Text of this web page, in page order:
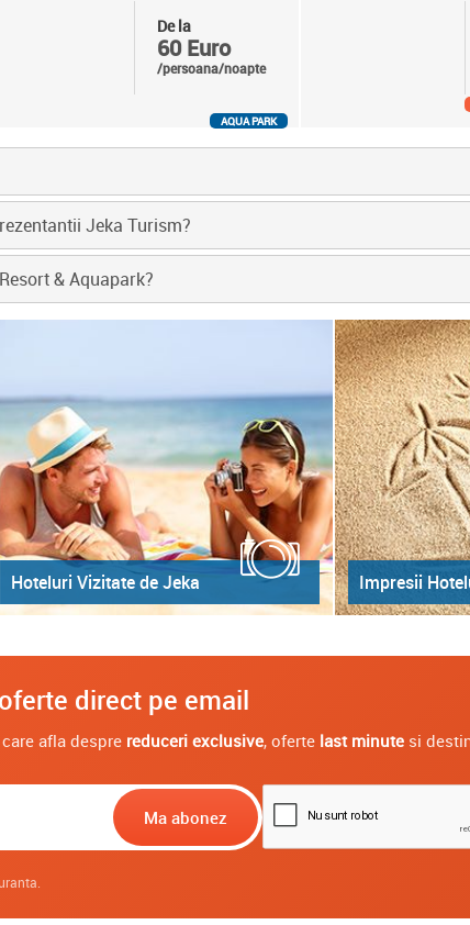
De la
60 Euro
/persoana/noapte
AQUA PARK
Jeka Turism?
& Aquapark?
Hoteluri Vizitate de Jeka Impresii
direct pe email
afla despre reduceri exclusive, oferte last minutesi